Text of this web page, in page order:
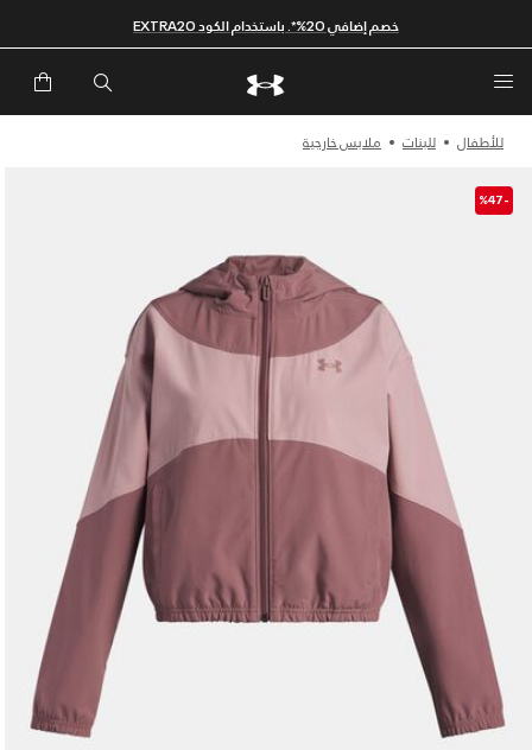
خصم إضافي 20%*. باستخدام الكود EXTRA20
للأطفال للبنات ملابس خارجية
-%47